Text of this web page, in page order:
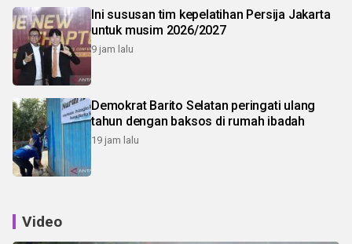
Ini sususan tim kepelatihan Persija Jakarta
untuk musim 2026/2027
9 jam lalu
Demokrat Barito Selatan peringati ulang
tahun dengan baksos di rumah ibadah
19 jam lalu
Video